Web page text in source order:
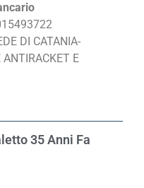
DI CATANIA-
E
35 Anni Fa